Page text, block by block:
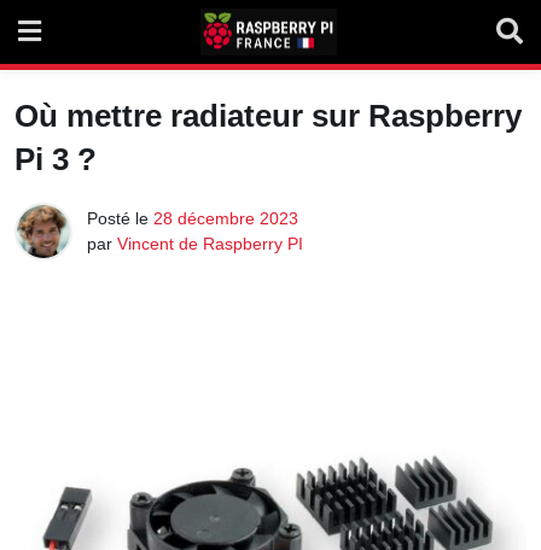
content
Où mettre radiateur sur Raspberry
Pi 3 ?
Posté le 28 décembre 2023
par Vincent de Raspberry PI